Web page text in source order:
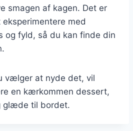
smagen af kagen. Det er
med
og fyld, så du kan finde din
vælger at nyde det, vil
en kærkommen dessert,
glæde til bordet.